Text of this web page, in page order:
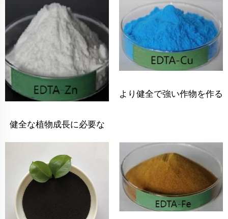
健全な植物成長に必要な
Zinc 肥料：EDTA-Zn
より健全で強い作物を作る